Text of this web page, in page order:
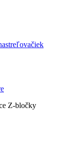
Z-bločky